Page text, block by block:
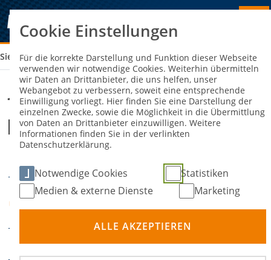
Sie sind hier: 1. MBC 70/90 HALLE - MSC KOBRA MALCHIN
1. MBC 70/90 Halle - MSC Kobra
Malchin
05. April 2025
ORT
Schieferstraß 8, 06126
Halle (Saale)
DISZIPLIN Motoball
Cookie Einstellungen
Für die korrekte Darstellung und Funktion dieser Webseite
verwenden wir notwendige Cookies. Weiterhin übermitteln
wir Daten an Drittanbieter, die uns helfen, unser
Webangebot zu verbessern, soweit eine entsprechende
Einwilligung vorliegt. Hier finden Sie eine Darstellung der
einzelnen Zwecke, sowie die Möglichkeit in die Übermittlung
von Daten an Drittanbieter einzuwilligen. Weitere
Informationen finden Sie in der verlinkten
Datenschutzerklärung.
Notwendige Cookies
Statistiken
Medien & externe Dienste
Marketing
ALLE AKZEPTIEREN